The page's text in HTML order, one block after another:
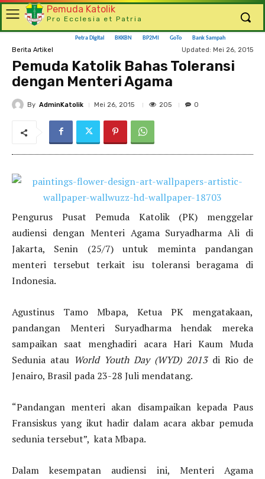
Pemuda Katolik
Pro Ecclesia et Patria
Petra Digital BKKBN BP2MI GoTo Bank Sampah
Berita Artikel Updated: Mei 26, 2015
Pemuda Katolik Bahas Toleransi
dengan Menteri Agama
By AdminKatolik Mei 26, 2015 205 0
Pengurus Pusat Pemuda Katolik (PK) menggelar
audiensi dengan Menteri Agama Suryadharma Ali di
Jakarta, Senin (25/7) untuk meminta pandangan
menteri tersebut terkait isu toleransi beragama di
Indonesia.
Agustinus Tamo Mbapa, Ketua PK mengatakaan,
pandangan Menteri Suryadharma hendak mereka
sampaikan saat menghadiri acara Hari Kaum Muda
Sedunia atau World Youth Day (WYD) 2013di Rio de
Jenairo, Brasil pada 23-28 Juli mendatang.
“Pandangan menteri akan disampaikan kepada Paus
Fransiskus yang ikut hadir dalam acara akbar pemuda
sedunia tersebut”, kata Mbapa.
Dalam kesempatan audiensi ini, Menteri Agama